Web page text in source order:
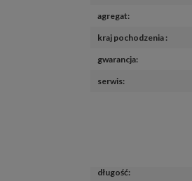
agregat:
kraj pochodzenia :
gwarancja:
serwis:
długość: